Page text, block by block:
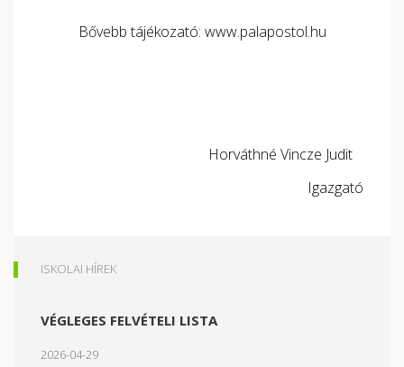
Bővebb tájékozató: www.palapostol.hu
Horváthné Vincze Judit
Igazgató
ISKOLAI HÍREK
VÉGLEGES FELVÉTELI LISTA
2026-04-29